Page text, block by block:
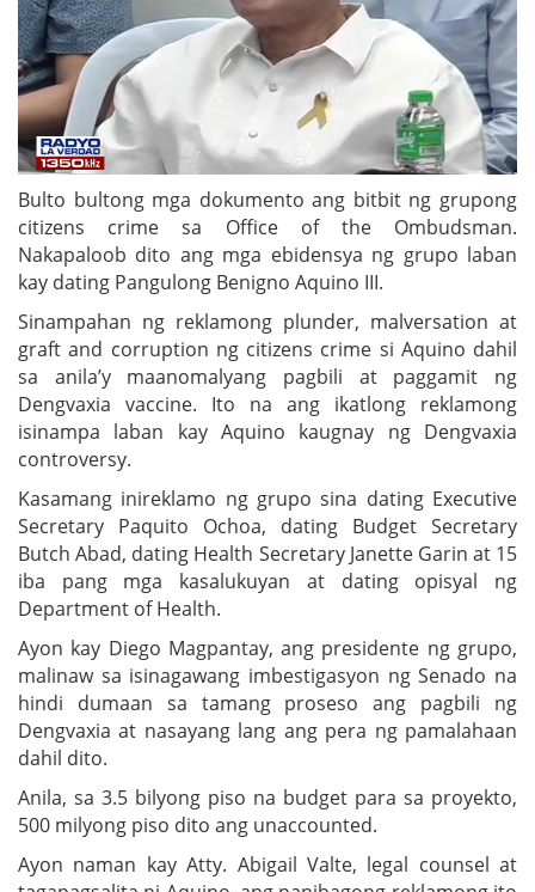
Bulto bultong mga dokumento ang bitbit ng grupong
citizens crime sa Office of the Ombudsman.
Nakapaloob dito ang mga ebidensya ng grupo laban
kay dating Pangulong Benigno Aquino III.
Sinampahan ng reklamong plunder, malversation at
graft and corruption ng citizens crime si Aquino dahil
sa anila’y maanomalyang pagbili at paggamit ng
Dengvaxia vaccine. Ito na ang ikatlong reklamong
isinampa laban kay Aquino kaugnay ng Dengvaxia
controversy.
Kasamang inireklamo ng grupo sina dating Executive
Secretary Paquito Ochoa, dating Budget Secretary
Butch Abad, dating Health Secretary Janette Garin at 15
iba pang mga kasalukuyan at dating opisyal ng
Department of Health.
Ayon kay Diego Magpantay, ang presidente ng grupo,
malinaw sa isinagawang imbestigasyon ng Senado na
hindi dumaan sa tamang proseso ang pagbili ng
Dengvaxia at nasayang lang ang pera ng pamalahaan
dahil dito.
Anila, sa 3.5 bilyong piso na budget para sa proyekto,
500 milyong piso dito ang unaccounted.
Ayon naman kay Atty. Abigail Valte, legal counsel at